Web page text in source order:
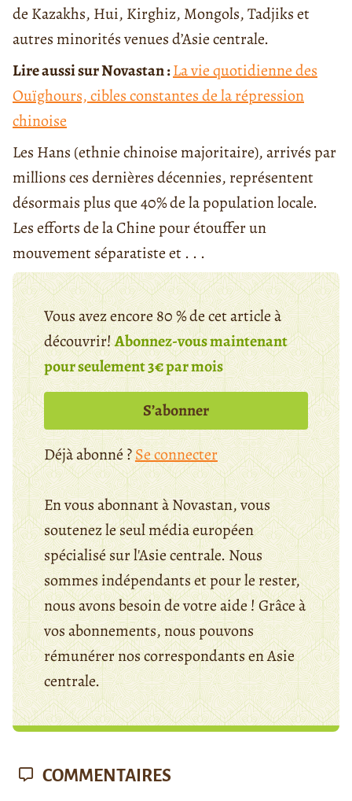
de Kazakhs, Hui, Kirghiz, Mongols, Tadjiks et
autres minorités venues d’Asie centrale.
Lire aussi sur Novastan :La vie quotidienne des
Ouïghours, cibles constantes de la répression
chinoise
Les Hans (ethnie chinoise majoritaire), arrivés par
millions ces dernières décennies, représentent
désormais plus que 40% de la population locale.
Les efforts de la Chine pour étouffer un
mouvement séparatiste et . . .
Vous avez encore 80 % de cet article à
découvrir!Abonnez-vous maintenant
pour seulement 3€ par mois
S’abonner
Déjà abonné ?Se connecter
En vous abonnant à Novastan, vous
soutenez le seul média européen
spécialisé sur l'Asie centrale. Nous
sommes indépendants et pour le rester,
nous avons besoin de votre aide ! Grâce à
vos abonnements, nous pouvons
rémunérer nos correspondants en Asie
centrale.
COMMENTAIRES